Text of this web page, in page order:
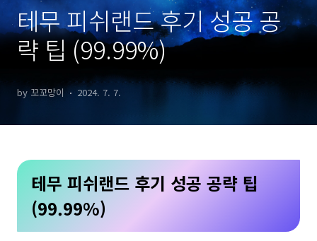
테무 피쉬랜드 후기 성공 공
략 팁 (99.99%)
by 꼬꼬망이 2024. 7. 7.
테무 피쉬랜드 후기 성공 공략 팁
(99.99%)